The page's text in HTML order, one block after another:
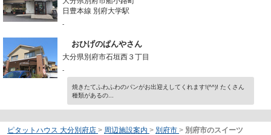
日豊本線 別府大学駅
-
おひげのぱんやさん
大分県別府市石垣西３丁目
-
焼きたてふわふわのパンがお出迎えしてくれます!(^^)! たくさん
種類があるの...
ピタットハウス 大分別府店 > 周辺施設案内 > 別府市 > 別府市のスイーツ